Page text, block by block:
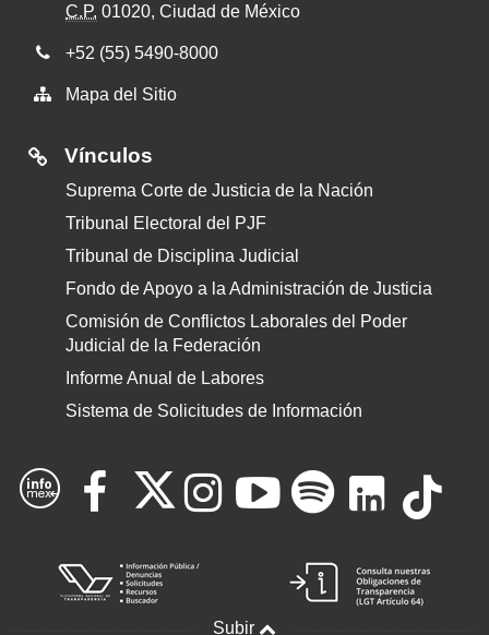
edificio
C.P. 01020, Ciudad de México
Teléfono
apoyo
+52 (55) 5490-8000
Mapa del Sitio
Vínculos
Suprema Corte de Justicia de la Nación
Tribunal Electoral del PJF
Tribunal de Disciplina Judicial
Fondo de Apoyo a la Administración de Justicia
Comisión de Conflictos Laborales del Poder
Judicial de la Federación
Informe Anual de Labores
Sistema de Solicitudes de Información
Consultar
el
el
Consultar
X
Consultar
Consultar
Consultar
el
el el
Vínculo
Nacional
Subir